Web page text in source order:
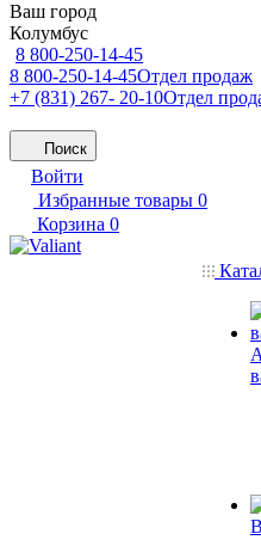
Ваш город
Колумбус
8 800-250-14-45
8 800-250-14-45Отдел продаж
+7 (831) 267- 20-10Отдел
Поиск
Войти
Избранные товары 0
Корзина 0